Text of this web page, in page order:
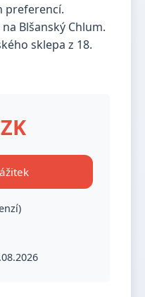
preferencí.
Blšanský Chlum.
sklepa z 18.